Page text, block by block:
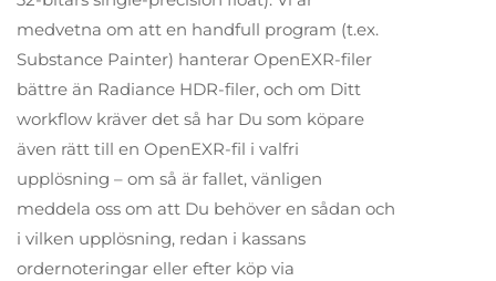
medvetna om att en handfull program (t.ex.
Substance Painter) hanterar OpenEXR-filer
bättre än Radiance HDR-filer, och om Ditt
workflow kräver det så har Du som köpare
även rätt till en OpenEXR-fil i valfri
upplösning – om så är fallet, vänligen
meddela oss om att Du behöver en sådan och
i vilken upplösning, redan i kassans
ordernoteringar eller efter köp via